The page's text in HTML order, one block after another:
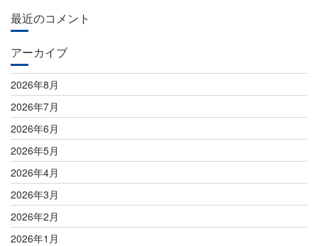
最近のコメント
アーカイブ
2026年8月
2026年7月
2026年6月
2026年5月
2026年4月
2026年3月
2026年2月
2026年1月